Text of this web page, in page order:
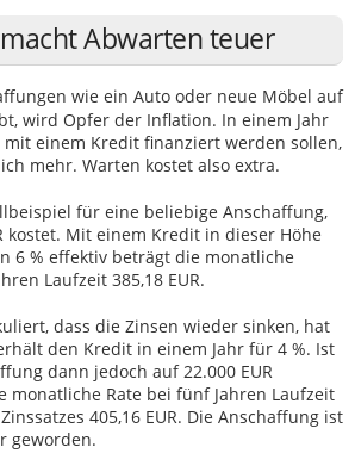
Abwarten teuer
wie ein Auto oder neue Möbel auf
wird Opfer der Inflation. In einem Jahr
mit einem Kredit finanziert werden sollen,
mehr. Warten kostet also extra.
für eine beliebige Anschaffung,
kostet. Mit einem Kredit in dieser Höhe
6 % effektiv beträgt die monatliche
Laufzeit 385,18 EUR.
dass die Zinsen wieder sinken, hat
den Kredit in einem Jahr für 4 %. Ist
dann jedoch auf 22.000 EUR
monatliche Rate bei fünf Jahren Laufzeit
405,16 EUR. Die Anschaffung ist
geworden.